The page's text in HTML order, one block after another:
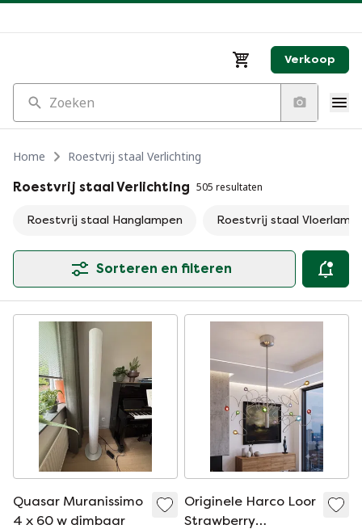
Verkoop
Zoeken
Home
Roestvrij staal Verlichting
Roestvrij staal Verlichting 505 resultaten
Roestvrij staal Hanglampen Roestvrij staal
Sorteren en filteren
Quasar Muranissimo
4 x 60 w dimbaar
Originele Harco Loor
Strawberry